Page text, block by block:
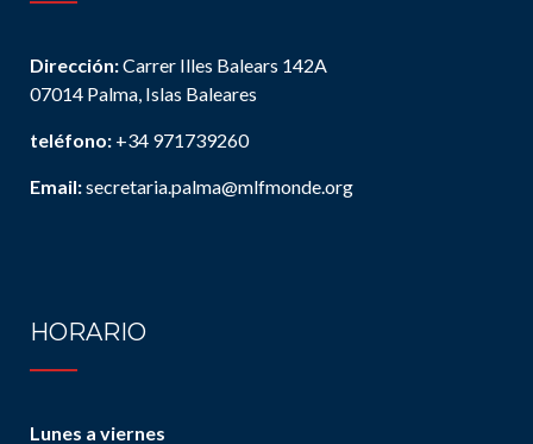
Dirección:Carrer Illes Balears 142A
07014 Palma, Islas Baleares
teléfono: +34 971739260
Email:secretaria.palma@mlfmonde.org
HORARIO
Lunes a viernes